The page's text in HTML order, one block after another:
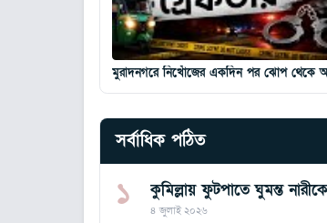
মুরাদনগরে নিখোঁজের একদিন পর ঝোপ থেকে
সর্বাধিক পঠিত
১ কুমিল্লায় ফুটপাতে ঘুমন্ত
৪ জুলাই ২০২৬